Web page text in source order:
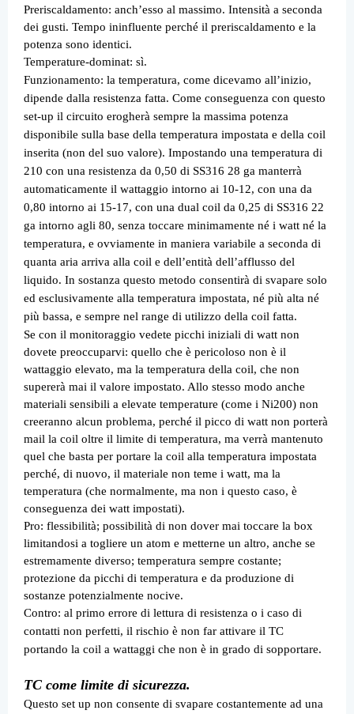
Preriscaldamento: anch’esso al massimo. Intensità a seconda
dei gusti. Tempo ininfluente perché il preriscaldamento e la
potenza sono identici.
Temperature-dominat: sì.
Funzionamento: la temperatura, come dicevamo all’inizio,
dipende dalla resistenza fatta. Come conseguenza con questo
set-up il circuito erogherà sempre la massima potenza
disponibile sulla base della temperatura impostata e della coil
inserita (non del suo valore). Impostando una temperatura di
210 con una resistenza da 0,50 di SS316 28 ga manterrà
automaticamente il wattaggio intorno ai 10-12, con una da
0,80 intorno ai 15-17, con una dual coil da 0,25 di SS316 22
ga intorno agli 80, senza toccare minimamente né i watt né la
temperatura, e ovviamente in maniera variabile a seconda di
quanta aria arriva alla coil e dell’entità dell’afflusso del
liquido. In sostanza questo metodo consentirà di svapare solo
ed esclusivamente alla temperatura impostata, né più alta né
più bassa, e sempre nel range di utilizzo della coil fatta.
Se con il monitoraggio vedete picchi iniziali di watt non
dovete preoccuparvi: quello che è pericoloso non è il
wattaggio elevato, ma la temperatura della coil, che non
supererà mai il valore impostato. Allo stesso modo anche
materiali sensibili a elevate temperature (come i Ni200) non
creeranno alcun problema, perché il picco di watt non porterà
mail la coil oltre il limite di temperatura, ma verrà mantenuto
quel che basta per portare la coil alla temperatura impostata
perché, di nuovo, il materiale non teme i watt, ma la
temperatura (che normalmente, ma non i questo caso, è
conseguenza dei watt impostati).
Pro: flessibilità; possibilità di non dover mai toccare la box
limitandosi a togliere un atom e metterne un altro, anche se
estremamente diverso; temperatura sempre costante;
protezione da picchi di temperatura e da produzione di
sostanze potenzialmente nocive.
Contro: al primo errore di lettura di resistenza o i caso di
contatti non perfetti, il rischio è non far attivare il TC
portando la coil a wattaggi che non è in grado di sopportare.
TC come limite di sicurezza.
Questo set up non consente di svapare costantemente ad una